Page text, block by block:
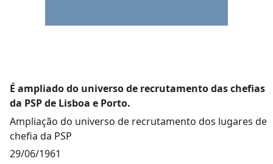
É ampliado do universo de recrutamento das chefias
da PSP de Lisboa e Porto.
Ampliação do universo de recrutamento dos lugares de
chefia da PSP
29/06/1961